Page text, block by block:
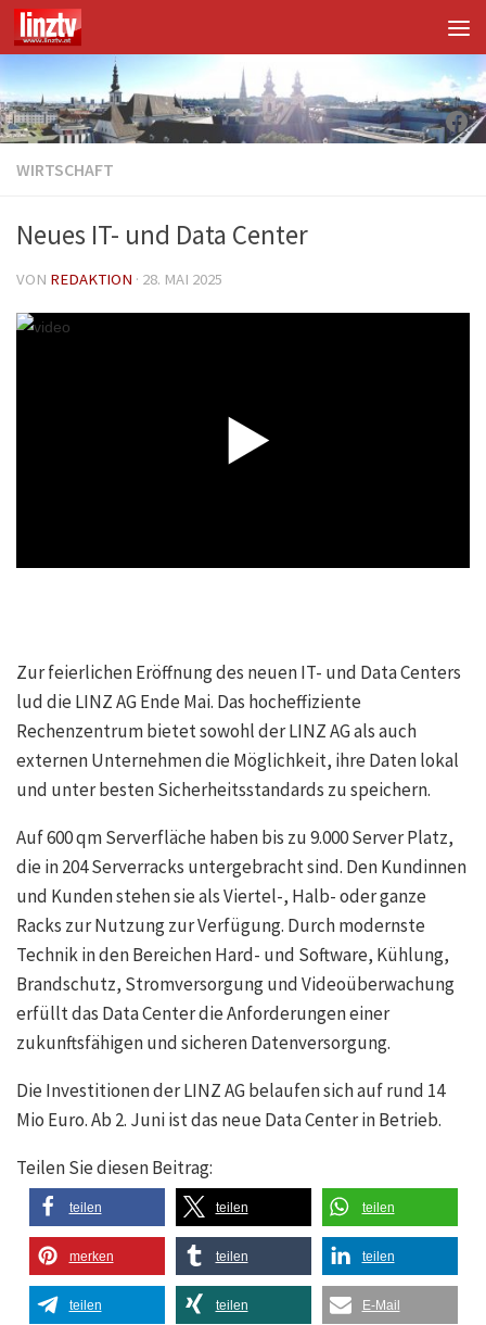
Unter dem Inhalt
WIRTSCHAFT
Neues IT- und Data Center
VON REDAKTION · 28. MAI 2025
Zur feierlichen Eröffnung des neuen IT- und Data Centers
lud die LINZ AG Ende Mai. Das hocheffiziente
Rechenzentrum bietet sowohl der LINZ AG als auch
externen Unternehmen die Möglichkeit, ihre Daten lokal
und unter besten Sicherheitsstandards zu speichern.
Auf 600 qm Serverfläche haben bis zu 9.000 Server Platz,
die in 204 Serverracks untergebracht sind. Den Kundinnen
und Kunden stehen sie als Viertel-, Halb- oder ganze
Racks zur Nutzung zur Verfügung. Durch modernste
Technik in den Bereichen Hard- und Software, Kühlung,
Brandschutz, Stromversorgung und Videoüberwachung
erfüllt das Data Center die Anforderungen einer
zukunftsfähigen und sicheren Datenversorgung.
Die Investitionen der LINZ AG belaufen sich auf rund 14
Mio Euro. Ab 2. Juni ist das neue Data Center in Betrieb.
Teilen Sie diesen Beitrag:
teilen teilen teilen
merken teilen teilen
teilen teilen E-Mail